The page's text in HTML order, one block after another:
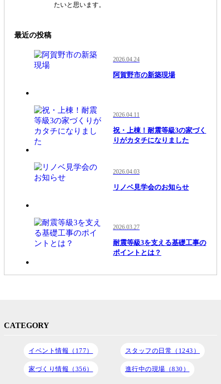
たいと思います。
最近の投稿
2026.04.24
阿賀野市の新築現場
2026.04.11
祝・上棟！耐震等級3の家づく
りがカタチになりました
2026.04.03
リノベ見学会のお知らせ
2026.03.27
耐震等級3を支える基礎工事の
ポイントとは？
CATEGORY
イベント情報（177） スタッフの日常（1243）
家づくり情報（356） 進行中の現場（830）